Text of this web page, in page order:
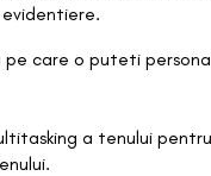
Etude
Glossier
Iunik
care o puteti
a tenului